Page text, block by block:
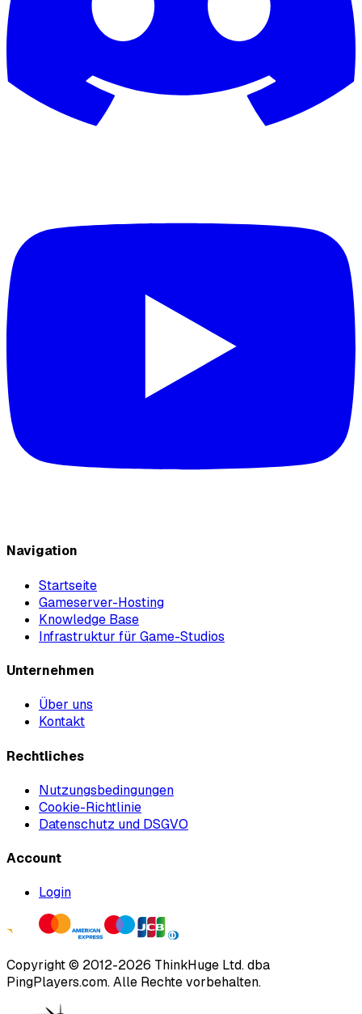
Navigation
Startseite
Gameserver-Hosting
Knowledge Base
Infrastruktur für Game-Studios
Unternehmen
Über uns
Kontakt
Rechtliches
Nutzungsbedingungen
Cookie-Richtlinie
Datenschutz und DSGVO
Account
Login
Copyright © 2012-2026 ThinkHuge Ltd.dba
PingPlayers.com.Alle Rechte vorbehalten.